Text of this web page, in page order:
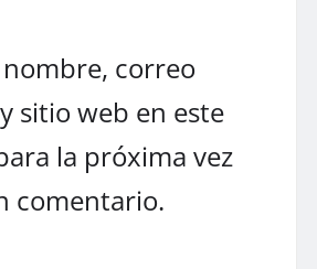
correo
sitio web en este
la próxima vez
comentario.